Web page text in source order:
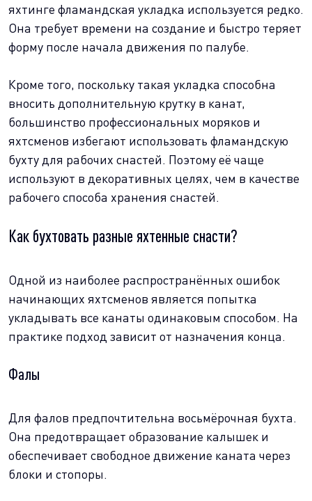
яхтинге фламандская укладка используется редко.
Она требует времени на создание и быстро теряет
форму после начала движения по палубе.
Кроме того, поскольку такая укладка способна
вносить дополнительную крутку в канат,
большинство профессиональных моряков и
яхтсменов избегают использовать фламандскую
бухту для рабочих снастей. Поэтому её чаще
используют в декоративных целях, чем в качестве
рабочего способа хранения снастей.
Как бухтовать разные яхтенные снасти?
Одной из наиболее распространённых ошибок
начинающих яхтсменов является попытка
укладывать все канаты одинаковым способом. На
практике подход зависит от назначения конца.
Фалы
Для фалов предпочтительна восьмёрочная бухта.
Она предотвращает образование калышек и
обеспечивает свободное движение каната через
блоки и стопоры.